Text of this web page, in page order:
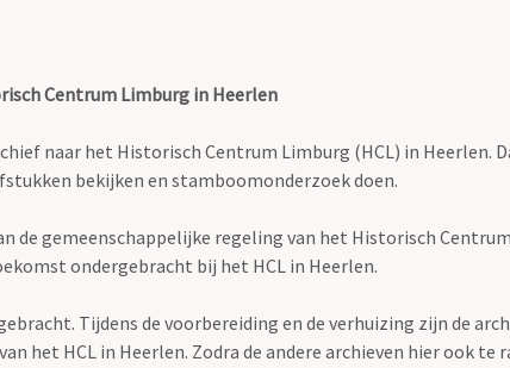
Centrum Limburg in Heerlen
naar het Historisch Centrum Limburg (HCL) in Heerlen.
bekijken en stamboomonderzoek doen.
de gemeenschappelijke regeling van het Historisch
ondergebracht bij het HCL in Heerlen.
Tijdens de voorbereiding en de verhuizing zijn de
het HCL in Heerlen. Zodra de andere archieven hier ook te